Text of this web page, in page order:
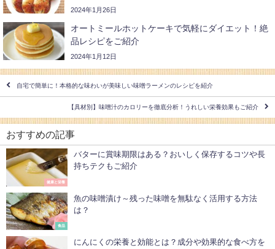
2024年1月26日
オートミールホットケーキで気軽にダイエット！絶
品レシピをご紹介
2024年1月12日
自宅で簡単に！本格的な味わいが美味しい味噌ラーメンのレシピを紹介
【具材別】味噌汁のカロリーを徹底分析！うれしい栄養効果もご紹介
おすすめの記事
健康と栄養
バターに賞味期限はある？おいしく保存するコツや長
持ちテクもご紹介
食品
魚の味噌漬け～残った味噌を無駄なく活用する方法
は？
にんにくの栄養と効能とは？成分や効果的な食べ方を